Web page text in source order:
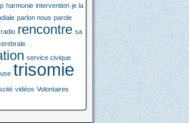
harmonie intervention je la
parlon nous parole
radio rencontre sa
service civique
trisomie
vidéos Volontaires